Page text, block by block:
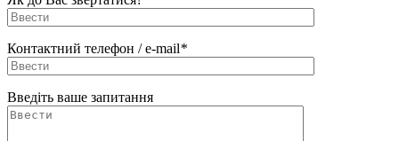
Контактний телефон / e-mail*
Введіть ваше запитання